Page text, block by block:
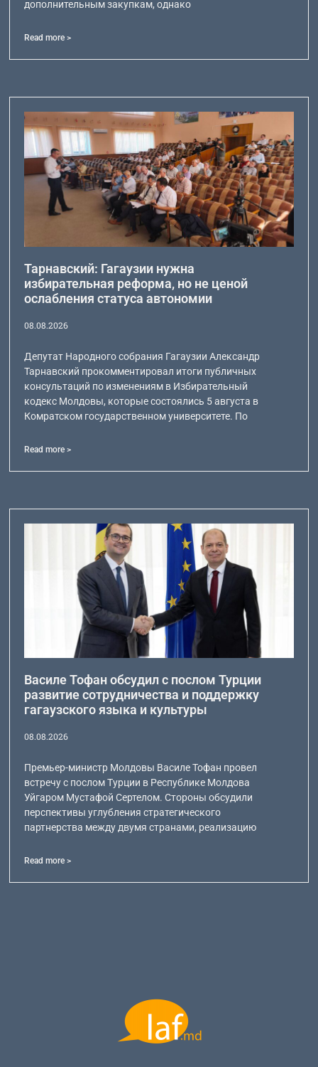
дополнительным закупкам, однако
Read more >
Тарнавский: Гагаузии нужна
избирательная реформа, но не ценой
ослабления статуса автономии
08.08.2026
Депутат Народного собрания Гагаузии Александр
Тарнавский прокомментировал итоги публичных
консультаций по изменениям в Избирательный
кодекс Молдовы, которые состоялись 5 августа в
Комратском государственном университете. По
Read more >
Василе Тофан обсудил с послом Турции
развитие сотрудничества и поддержку
гагаузского языка и культуры
08.08.2026
Премьер-министр Молдовы Василе Тофан провел
встречу с послом Турции в Республике Молдова
Уйгаром Мустафой Сертелом. Стороны обсудили
перспективы углубления стратегического
партнерства между двумя странами, реализацию
Read more >